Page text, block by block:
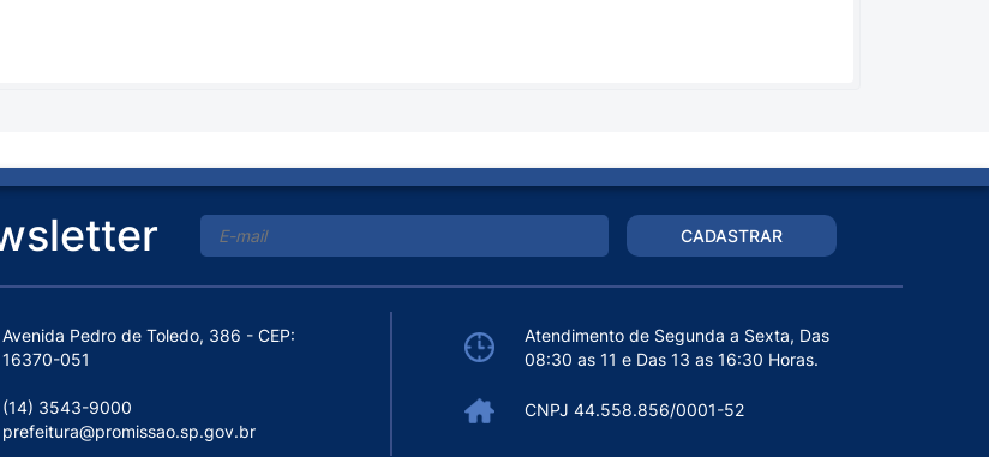
CADASTRAR
Avenida Pedro de Toledo, 386 - CEP:
16370-051
Atendimento de Segunda a Sexta, Das
08:30 as 11 e Das 13 as 16:30 Horas.
(14) 3543-9000
prefeitura@promissao.sp.gov.br
CNPJ 44.558.856/0001-52